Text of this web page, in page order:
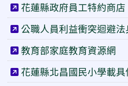
花蓮縣政府員工特約商店
公職人員利益衝突迴避
教育部家庭教育資源網
花蓮縣北昌國民小學載